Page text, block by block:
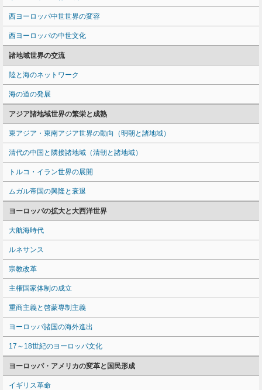
西ヨーロッパ中世世界の変容
西ヨーロッパの中世文化
諸地域世界の交流
陸と海のネットワーク
海の道の発展
アジア諸地域世界の繁栄と成熟
東アジア・東南アジア世界の動向（明朝と諸地域）
清代の中国と隣接諸地域（清朝と諸地域）
トルコ・イラン世界の展開
ムガル帝国の興隆と衰退
ヨーロッパの拡大と大西洋世界
大航海時代
ルネサンス
宗教改革
主権国家体制の成立
重商主義と啓蒙専制主義
ヨーロッパ諸国の海外進出
17～18世紀のヨーロッパ文化
ヨーロッパ・アメリカの変革と国民形成
イギリス革命